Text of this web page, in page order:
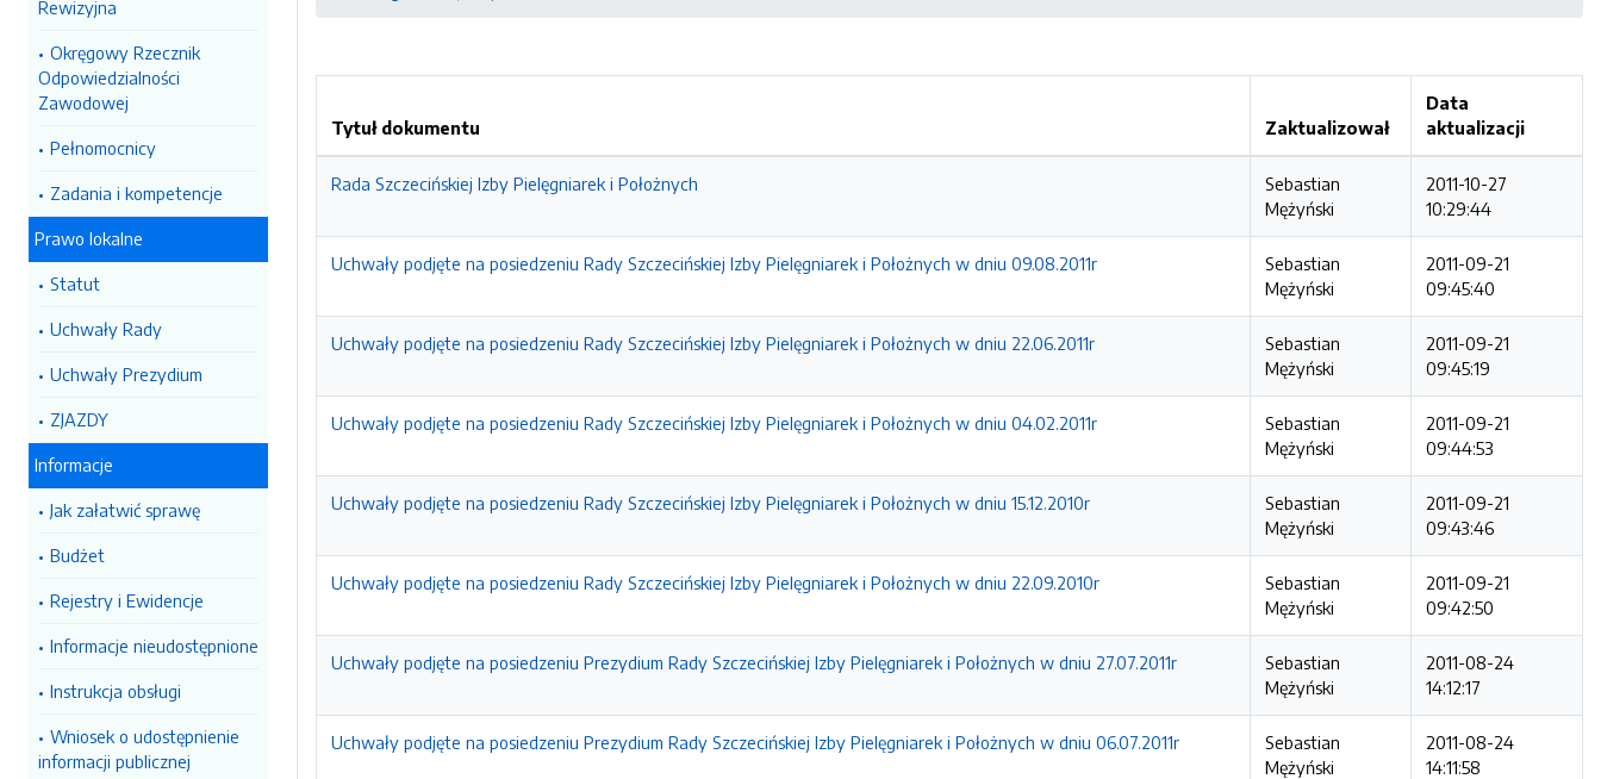
Rewizyjna
Okręgowy Rzecznik
Odpowiedzialności
Zawodowej
Pełnomocnicy
Zadania i kompetencje
Prawo lokalne
Statut
Uchwały Rady
Uchwały Prezydium
ZJAZDY
Informacje
Jak załatwić sprawę
Budżet
Rejestry i Ewidencje
Informacje nieudostępnione
Instrukcja obsługi
Wniosek o udostępnienie
informacji publicznej
Tytuł dokumentu Zaktualizował
Data
aktualizacji
Rada Szczecińskiej Izby Pielęgniarek i Położnych
Sebastian
Mężyński
2011-10-27
10:29:44
Uchwały podjęte na posiedzeniu Rady Szczecińskiej Izby Pielęgniarek i Położnych w dniu 09.08.2011r
Sebastian
Mężyński
2011-09-21
09:45:40
Uchwały podjęte na posiedzeniu Rady Szczecińskiej Izby Pielęgniarek i Położnych w dniu 22.06.2011r
Sebastian
Mężyński
2011-09-21
09:45:19
Uchwały podjęte na posiedzeniu Rady Szczecińskiej Izby Pielęgniarek i Położnych w dniu 04.02.2011r
Sebastian
Mężyński
2011-09-21
09:44:53
Uchwały podjęte na posiedzeniu Rady Szczecińskiej Izby Pielęgniarek i Położnych w dniu 15.12.2010r
Sebastian
Mężyński
2011-09-21
09:43:46
Uchwały podjęte na posiedzeniu Rady Szczecińskiej Izby Pielęgniarek i Położnych w dniu 22.09.2010r
Sebastian
Mężyński
2011-09-21
09:42:50
Uchwały podjęte na posiedzeniu Prezydium Rady Szczecińskiej Izby Pielęgniarek i Położnych w dniu 27.07.2011r
Sebastian
Mężyński
2011-08-24
14:12:17
Uchwały podjęte na posiedzeniu Prezydium Rady Szczecińskiej Izby Pielęgniarek i Położnych w dniu 06.07.2011r
Sebastian
Mężyński
2011-08-24
14:11:58